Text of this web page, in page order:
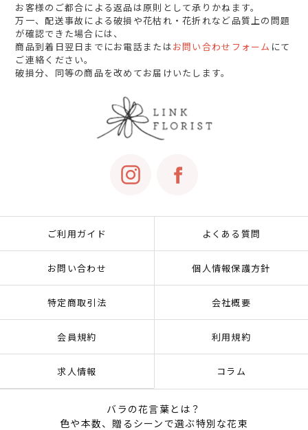
お客様のご都合による返品は原則として承りかねます。
万一、配送事故による破損や花枯れ・花折れなど品質上の問題
が確認できた場合には、
商品到着日翌日までにお電話またはお問い合わせフォーム にて
ご連絡ください。
破損分、同等の商品を改めてお届けいたします。
ご利用ガイド よくある質問
お問い合わせ 個人情報保護方針
特定商取引法 会社概要
会員規約 利用規約
求人情報 コラム
バラの花言葉とは？
色や本数、贈るシーンで選ぶ特別な花束